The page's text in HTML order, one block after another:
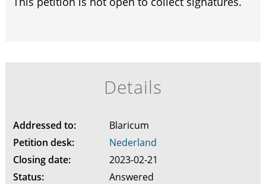
Details
Addressed to:
Blaricum
Petition desk:
Nederland
Closing date:
2023-02-21
Status:
Answered